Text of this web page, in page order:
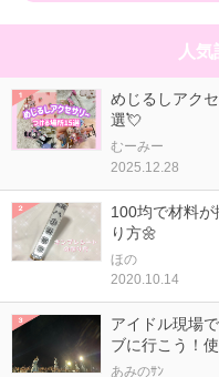
人
めじるしアク
選💘
むーみー
2025.12.28
100均で材料
り方🌼
ほの
2020.10.14
アイドル現場
ブに行こう！
あみのｻﾝ